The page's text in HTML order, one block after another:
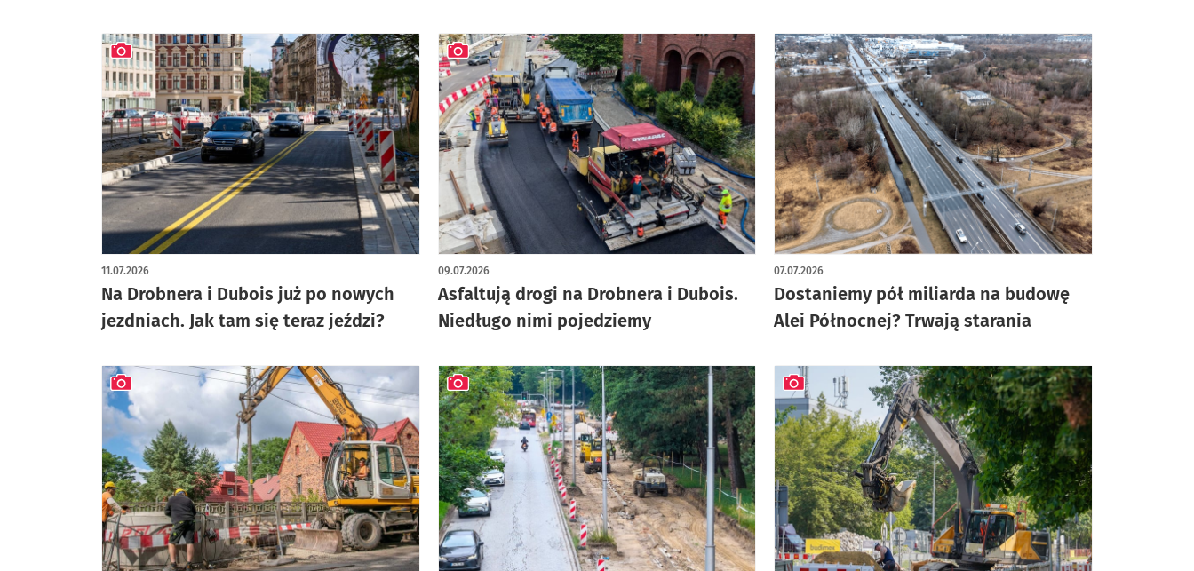
Na Drobnera i Dubois już po nowych
jezdniach. Jak tam się teraz jeździ?
11.07.2026
artykuł z galerią zdjęć
Asfaltują drogi na Drobnera i Dubois.
Niedługo nimi pojedziemy
09.07.2026
artykuł z galerią zdjęć
Dostaniemy pół miliarda na budowę
Alei Północnej? Trwają starania
07.07.2026